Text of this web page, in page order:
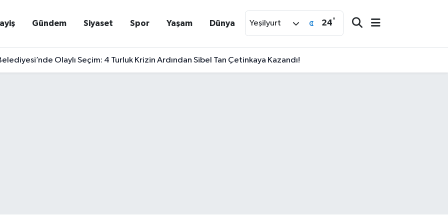
Gündem Siyaset Spor Yaşam Dünya Yeşilyurt 24°
Olaylı Seçim: 4 Turluk Krizin Ardından Sibel Tan Çetinkaya Kazandı!